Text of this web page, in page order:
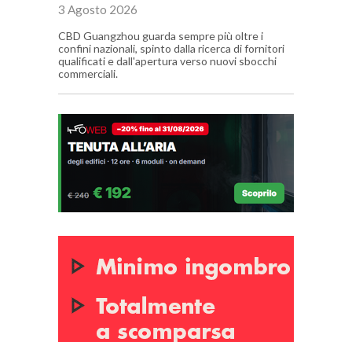
3 Agosto 2026
CBD Guangzhou guarda sempre più oltre i
confini nazionali, spinto dalla ricerca di fornitori
qualificati e dall'apertura verso nuovi sbocchi
commerciali.